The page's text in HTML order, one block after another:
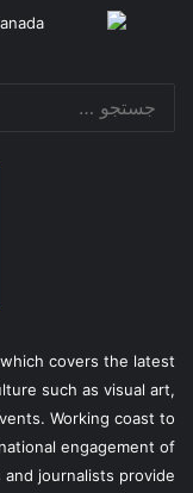
covers the latest
such as visual art,
Working coast to
engagement of
and journalists provide